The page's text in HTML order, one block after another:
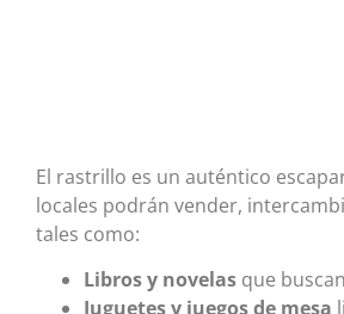
El rastrillo es un auténtico
locales podrán vender,
tales como:
Libros y novelas que
Juguetes y juegos de mesa